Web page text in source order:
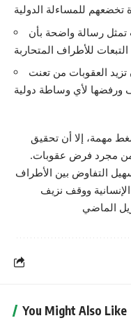
تمثل رسالة واضحة بأن
العقوبات من تعنت
مهمة، إلا أن تحقيق
من مجرد فرض عقوبات.
التفاوض بين الأطراف
ووقف نزيف
You Might Also Like